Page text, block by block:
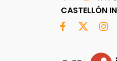
CASTELLÓN